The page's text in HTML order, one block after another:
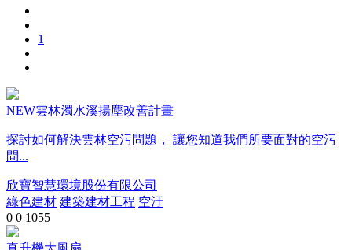
1
NEW雲林濁水溪揚塵改善計畫
探討如何解決雲林空污問題， 讓您知道我們所要面對的空污
問...
欣寶智慧環境股份有限公司
綠色建材 建築建材工程 空汙
0 0 1055